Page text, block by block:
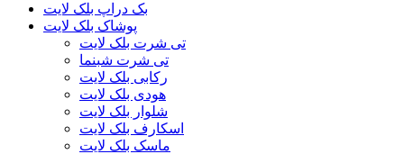
بک دراپ بلک لایت
پوشاک بلک لایت
تی شرت بلک لایت
تی شرت شبنما
رکابی بلک لایت
هودی بلک لایت
شلوار بلک لایت
اسکارف بلک لایت
ماسک بلک لایت